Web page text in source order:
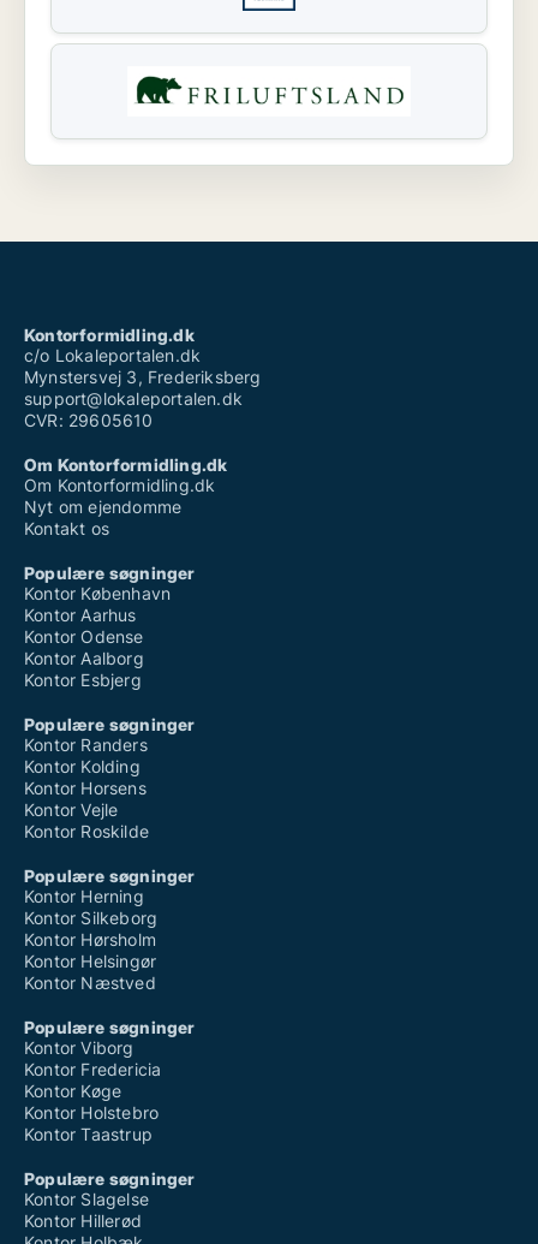
Kontorformidling.dk
c/o Lokaleportalen.dk
Mynstersvej 3, Frederiksberg
support@lokaleportalen.dk
CVR: 29605610
Om Kontorformidling.dk
Om Kontorformidling.dk
Nyt om ejendomme
Kontakt os
Populære søgninger
Kontor København
Kontor Aarhus
Kontor Odense
Kontor Aalborg
Kontor Esbjerg
Populære søgninger
Kontor Randers
Kontor Kolding
Kontor Horsens
Kontor Vejle
Kontor Roskilde
Populære søgninger
Kontor Herning
Kontor Silkeborg
Kontor Hørsholm
Kontor Helsingør
Kontor Næstved
Populære søgninger
Kontor Viborg
Kontor Fredericia
Kontor Køge
Kontor Holstebro
Kontor Taastrup
Populære søgninger
Kontor Slagelse
Kontor Hillerød